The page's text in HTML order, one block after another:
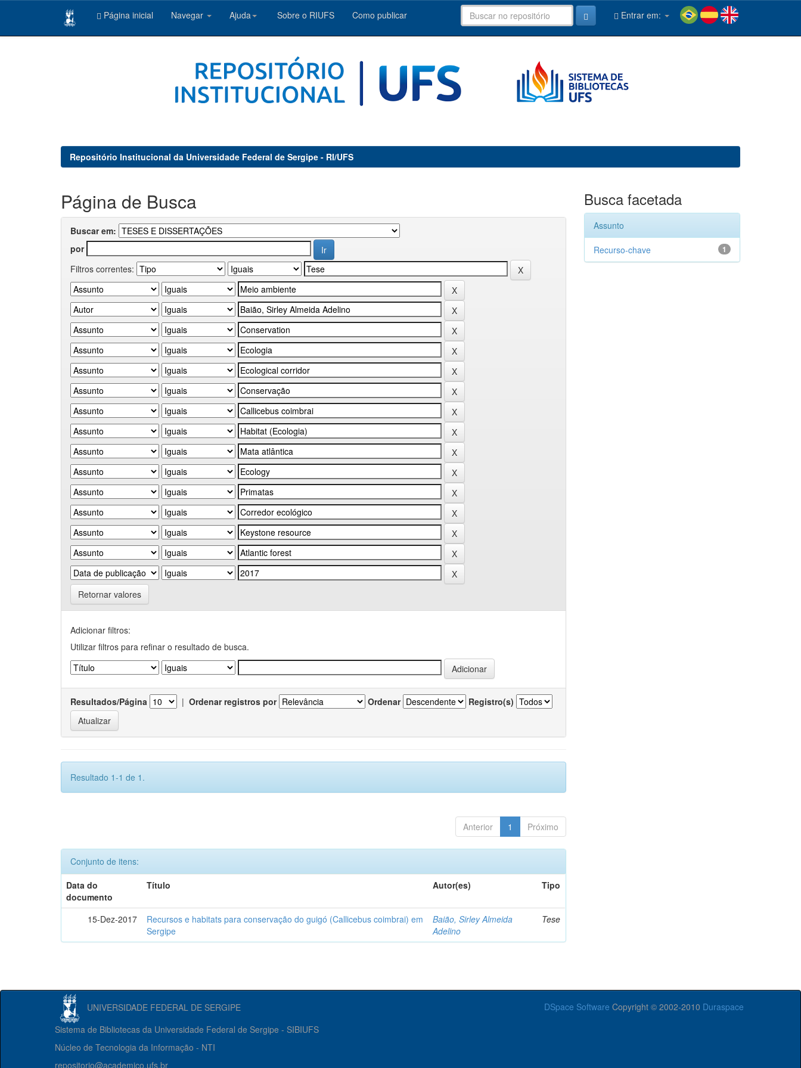
Página inicial Navegar Ajuda Sobre o RIUFS Como publicar Entrar em:
Repositório Institucional da Universidade Federal de Sergipe - RI/UFS
Página de Busca
Buscar em:
por
Filtros correntes:
Retornar valores
Adicionar filtros:
Utilizar filtros para refinar o resultado de busca.
Resultados/Página | Ordenar registros por Ordenar Registro(s)
Resultado 1-1 de 1.
Anterior 1 Próximo
Conjunto de itens:
Data do
documento
Título Autor(es) Tipo
15-Dez-2017
Recursos e habitats para conservação do guigó (Callicebus coimbrai) em
Sergipe
Baião, Sirley Almeida
Adelino
Tese
Busca facetada
Assunto
1
Recurso-chave
UNIVERSIDADE FEDERAL DE SERGIPE DSpace Software Copyright © 2002-2010 Duraspace
Sistema de Bibliotecas da Universidade Federal de Sergipe - SIBIUFS
Núcleo de Tecnologia da Informação - NTI
repositorio@academico.ufs.br